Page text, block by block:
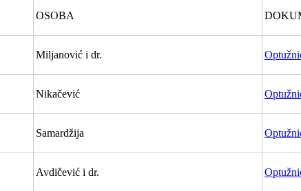
OSOBA
Miljanović i dr.
Nikačević
Samardžija
Avdičević i dr.